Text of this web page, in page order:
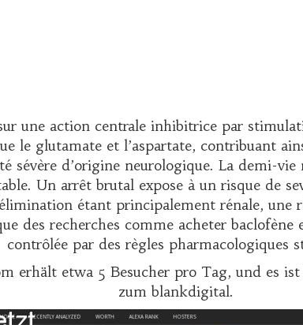
une action centrale inhibitrice par
le glutamate et l’aspartate, contribuant
sévère d’origine neurologique. La demi-
Un arrêt brutal expose à un risque de
étant principalement rénale,
des recherches comme acheter baclofène
contrôlée par des règles pharmacologiques
erhält etwa 5 Besucher pro Tag, und es
zum blankdigital.